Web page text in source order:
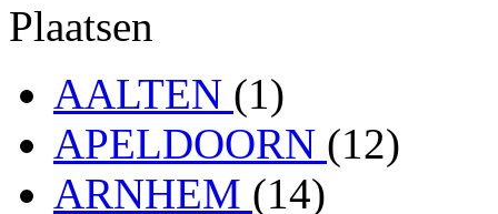
Plaatsen
AALTEN (1)
APELDOORN (12)
ARNHEM (14)